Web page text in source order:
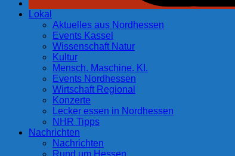
Lokal
Aktuelles aus Nordhessen
Events Kassel
Wissenschaft Natur
Kultur
Mensch. Maschine. KI.
Events Nordhessen
Wirtschaft Regional
Konzerte
Lecker essen in Nordhessen
NHR Tipps
Nachrichten
Nachrichten
Rund um Hessen